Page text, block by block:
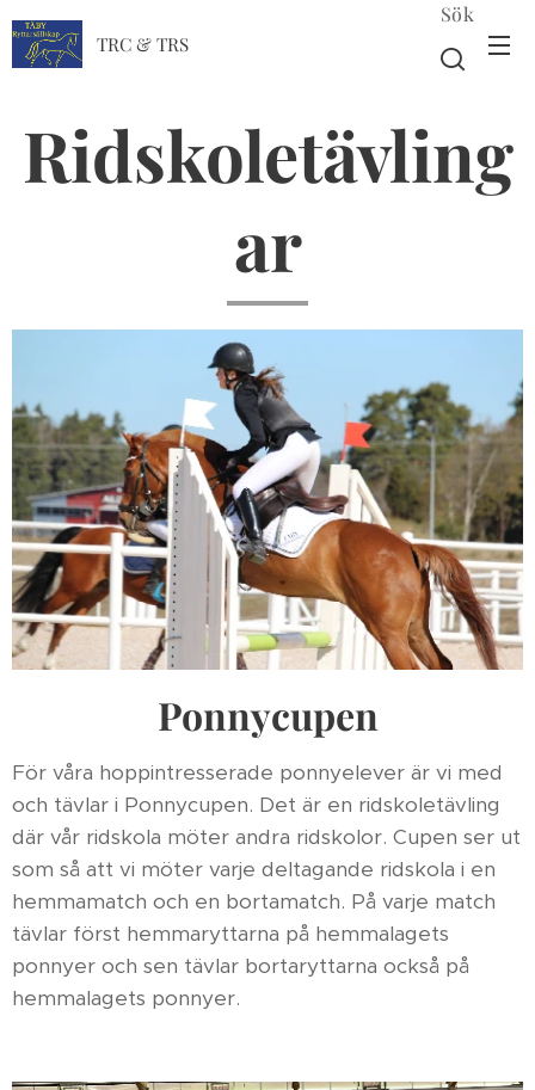
TRC & TRS
Sök
Ridskoletävling
ar
Ponnycupen
För våra hoppintresserade ponnyelever är vi med
och tävlar i Ponnycupen. Det är en ridskoletävling
där vår ridskola möter andra ridskolor. Cupen ser ut
som så att vi möter varje deltagande ridskola i en
hemmamatch och en bortamatch. På varje match
tävlar först hemmaryttarna på hemmalagets
ponnyer och sen tävlar bortaryttarna också på
hemmalagets ponnyer.